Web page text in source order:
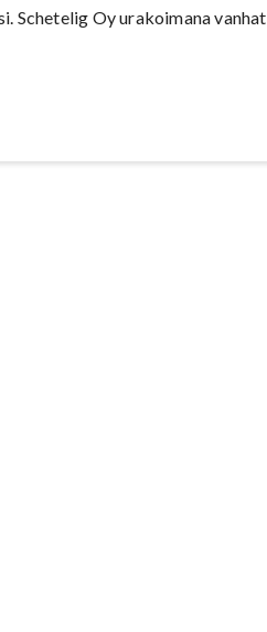
Schetelig Oy urakoimana vanhat